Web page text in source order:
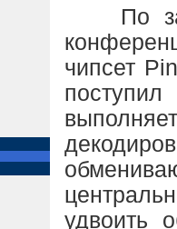
По
чипсет
удвоить